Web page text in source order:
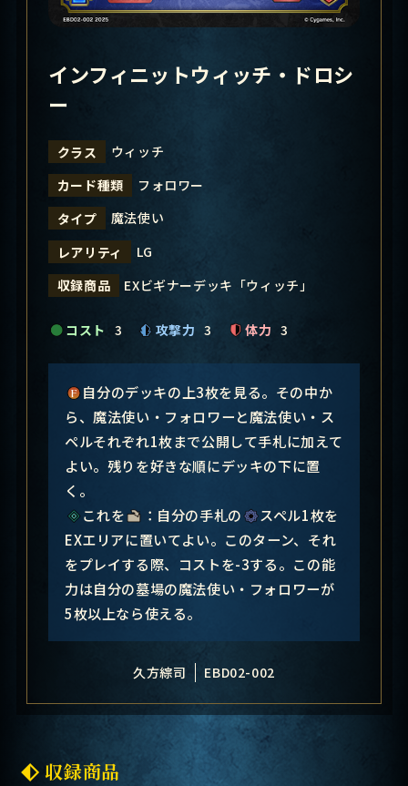
インフィニットウィッチ・ドロシ
ー
クラス
ウィッチ
カード種類
フォロワー
タイプ
魔法使い
レアリティ
LG
収録商品
EXビギナーデッキ「ウィッチ」
コスト 3 攻撃力 3 体力 3
自分のデッキの上3枚を見る。その中か
ら、魔法使い・フォロワーと魔法使い・ス
ペルそれぞれ1枚まで公開して手札に加えて
よい。残りを好きな順にデッキの下に置
く。
これを
：自分の手札の
スペル1枚を
EXエリアに置いてよい。このターン、それ
をプレイする際、コストを-3する。この能
力は自分の墓場の魔法使い・フォロワーが
5枚以上なら使える。
久方綜司 EBD02-002
収録商品